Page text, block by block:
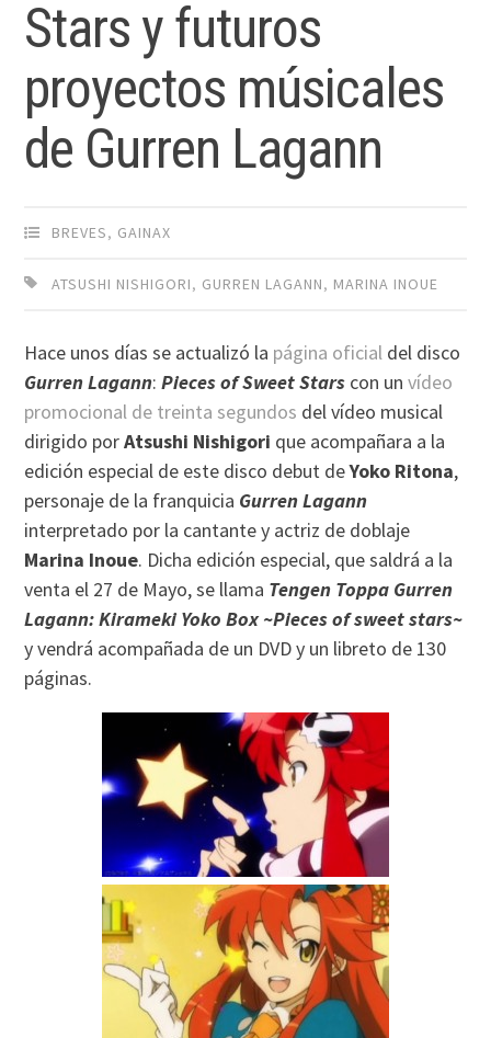
Stars y futuros
proyectos músicales
de Gurren Lagann
BREVES, GAINAX
ATSUSHI NISHIGORI, GURREN LAGANN, MARINA INOUE
Hace unos días se actualizó la página oficial del disco
Gurren Lagann:Pieces of Sweet Stars con unvídeo
promocional de treinta segundos del vídeo musical
dirigido porAtsushi Nishigori que acompañara a la
edición especial de este disco debut deYoko Ritona,
personaje de la franquicia Gurren Lagann
interpretado por la cantante y actriz de doblaje
Marina Inoue. Dicha edición especial, que saldrá a la
venta el 27 de Mayo, se llama Tengen Toppa Gurren
Lagann: Kirameki Yoko Box ~Pieces of sweet stars~
y vendrá acompañada de un DVD y un libreto de 130
páginas.